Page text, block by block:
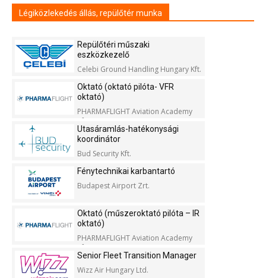
Légiközlekedés állás, repülőtér munka
Repülőtéri műszaki
eszközkezelő
Celebi Ground Handling Hungary Kft.
Oktató (oktató pilóta- VFR
oktató)
PHARMAFLIGHT Aviation Academy
Kft.
Utasáramlás-hatékonysági
koordinátor
Bud Security Kft.
Fénytechnikai karbantartó
Budapest Airport Zrt.
Oktató (műszeroktató pilóta – IR
oktató)
PHARMAFLIGHT Aviation Academy
Kft.
Senior Fleet Transition Manager
Wizz Air Hungary Ltd.